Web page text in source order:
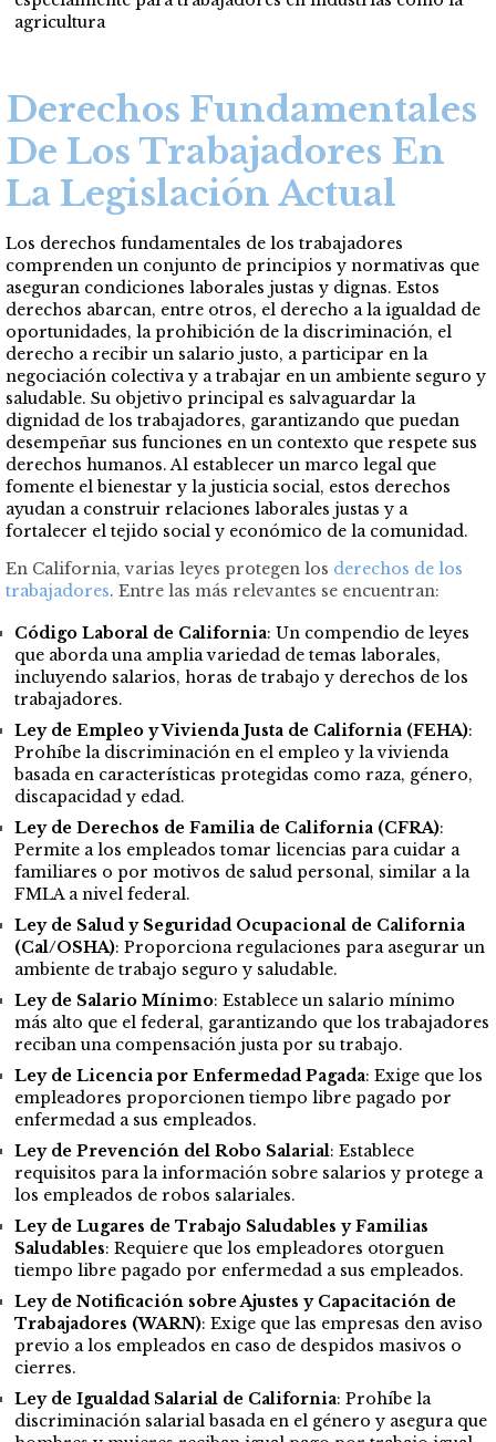
agricultura​
Derechos Fundamentales
De Los Trabajadores En
La Legislación Actual
Los derechos fundamentales de los trabajadores
comprenden un conjunto de principios y normativas que
aseguran condiciones laborales justas y dignas. Estos
derechos abarcan, entre otros, el derecho a la igualdad de
oportunidades, la prohibición de la discriminación, el
derecho a recibir un salario justo, a participar en la
negociación colectiva y a trabajar en un ambiente seguro y
saludable. Su objetivo principal es salvaguardar la
dignidad de los trabajadores, garantizando que puedan
desempeñar sus funciones en un contexto que respete sus
derechos humanos. Al establecer un marco legal que
fomente el bienestar y la justicia social, estos derechos
ayudan a construir relaciones laborales justas y a
fortalecer el tejido social y económico de la comunidad.
En California, varias leyes protegen los derechos de los
trabajadores. Entre las más relevantes se encuentran:
Código Laboral de California: Un compendio de leyes
que aborda una amplia variedad de temas laborales,
incluyendo salarios, horas de trabajo y derechos de los
trabajadores.
Ley de Empleo y Vivienda Justa de California (FEHA):
Prohíbe la discriminación en el empleo y la vivienda
basada en características protegidas como raza, género,
discapacidad y edad.
Ley de Derechos de Familia de California (CFRA):
Permite a los empleados tomar licencias para cuidar a
familiares o por motivos de salud personal, similar a la
FMLA a nivel federal.
Ley de Salud y Seguridad Ocupacional de California
(Cal/OSHA): Proporciona regulaciones para asegurar un
ambiente de trabajo seguro y saludable.
Ley de Salario Mínimo: Establece un salario mínimo
más alto que el federal, garantizando que los trabajadores
reciban una compensación justa por su trabajo.
Ley de Licencia por Enfermedad Pagada: Exige que los
empleadores proporcionen tiempo libre pagado por
enfermedad a sus empleados.
Ley de Prevención del Robo Salarial: Establece
requisitos para la información sobre salarios y protege a
los empleados de robos salariales.
Ley de Lugares de Trabajo Saludables y Familias
Saludables: Requiere que los empleadores otorguen
tiempo libre pagado por enfermedad a sus empleados.
Ley de Notificación sobre Ajustes y Capacitación de
Trabajadores (WARN): Exige que las empresas den aviso
previo a los empleados en caso de despidos masivos o
cierres.
Ley de Igualdad Salarial de California: Prohíbe la
discriminación salarial basada en el género y asegura que